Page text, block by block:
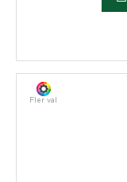
Fler val